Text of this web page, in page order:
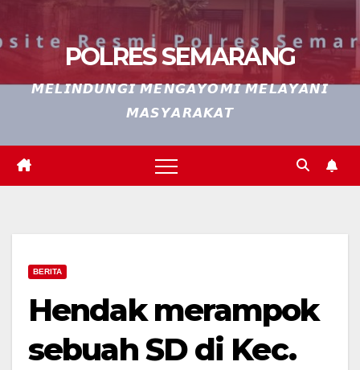
POLRES SEMARANG
𝙈𝙀𝙇𝙄𝙉𝘿𝙐𝙉𝙂𝙄 𝙈𝙀𝙉𝙂𝘼𝙔𝙊𝙈𝙄 𝙈𝙀𝙇𝘼𝙔𝘼𝙉𝙄
𝙈𝘼𝙎𝙔𝘼𝙍𝘼𝙆𝘼𝙏
BERITA
Hendak merampok
sebuah SD di Kec.